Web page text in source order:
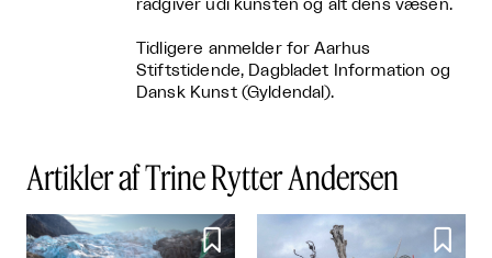
rådgiver udi kunsten og alt dens væsen.
Tidligere anmelder for Aarhus
Stiftstidende, Dagbladet Information og
Dansk Kunst (Gyldendal).
Artikler af Trine Rytter Andersen
 